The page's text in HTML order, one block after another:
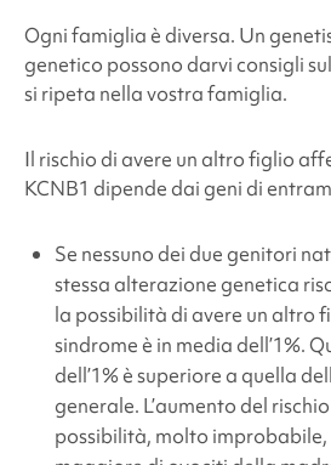
Ogni famiglia è diversa. Un
genetico possono darvi consigli
si ripeta nella vostra famiglia.
Il rischio di avere un altro figlio
KCNB1 dipende dai geni di
Se nessuno dei due genitori
stessa alterazione genetica
la possibilità di avere un altro
sindrome è in media dell’1%.
dell’1% è superiore a quella
generale. L’aumento del
possibilità, molto improbabile,